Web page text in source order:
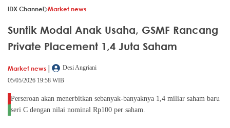
IDX Channel Market news
Suntik Modal Anak Usaha, GSMF Rancang
Private Placement 1,4 Juta Saham
Market news |
Desi Angriani
05/05/2026 19:58 WIB
Perseroan akan menerbitkan sebanyak-banyaknya 1,4 miliar saham baru
seri C dengan nilai nominal Rp100 per saham.